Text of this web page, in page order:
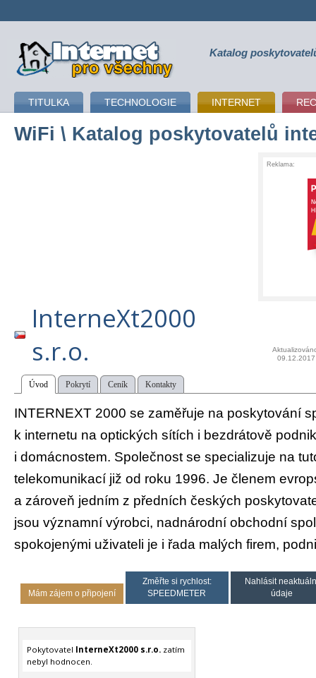
připojení k internetu Katalog
TITULKA TECHNOLOGIE INTERNET
WiFi \ Katalog poskytovatelů
Reklama:
InterneXt2000
s.r.o.
09.12.2017
Úvod Pokrytí Ceník Kontakty
INTERNEXT 2000 se zaměřuje na poskytování
k internetu na optických sítích i bezdrátově
i domácnostem. Společnost se specializuje na
telekomunikací již od roku 1996. Je členem
a zároveň jedním z předních českých
jsou významní výrobci, nadnárodní obchodní
spokojenými uživateli je i řada malých firem,
Mám zájem o připojení
Změřte si rychlost:
SPEEDMETER
Nahlásit
údaje
Pokytovatel InterneXt2000 s.r.o.zatím
nebyl hodnocen.